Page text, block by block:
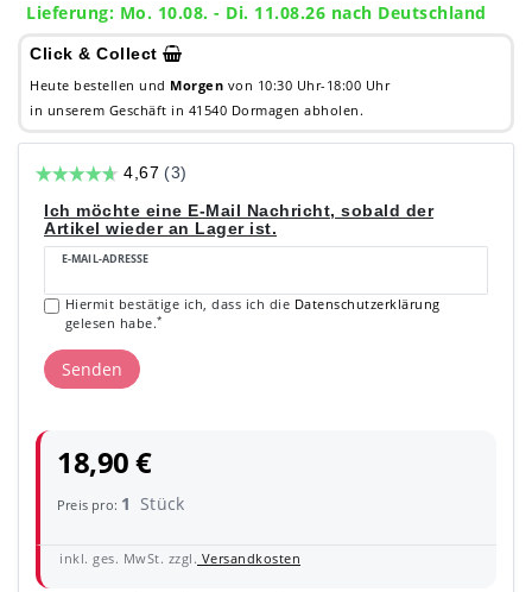
Lieferung: Mo. 10.08. - Di. 11.08.26 nach Deutschland
Click & Collect
Heute bestellen und Morgen von 10:30 Uhr-18:00 Uhr
in unserem Geschäft in 41540 Dormagen abholen.
Ich möchte eine E-Mail Nachricht, sobald der
Artikel wieder an Lager ist.
E-MAIL-ADRESSE
Hiermit bestätige ich, dass ich die Daten­schutz­erklärung
gelesen habe.*
Senden
18,90 €
Preis pro: 1 Stück
inkl. ges. MwSt. zzgl. Versandkosten